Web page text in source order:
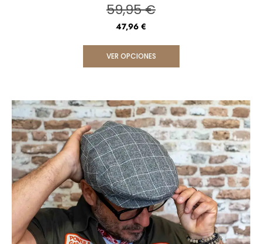
59,95€
47,96 €
VER OPCIONES